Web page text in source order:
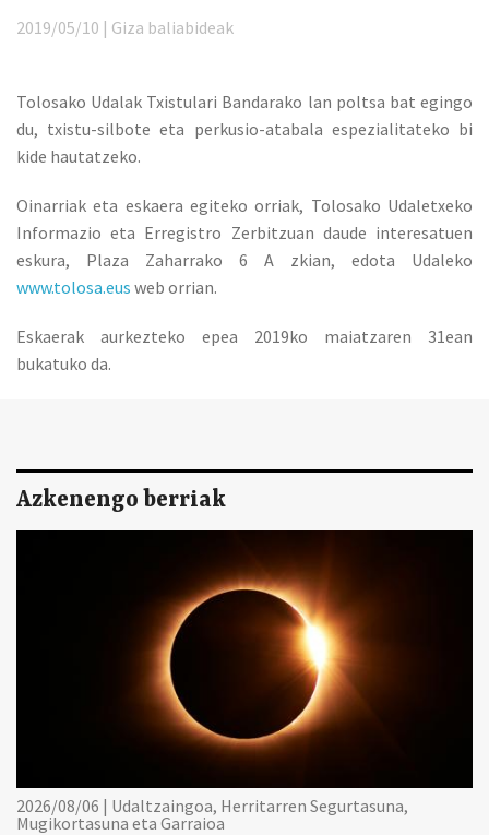
2019/05/10 | Giza baliabideak
Tolosako Udalak Txistulari Bandarako lan poltsa bat egingo
du, txistu-silbote eta perkusio-atabala espezialitateko bi
kide hautatzeko.
Oinarriak eta eskaera egiteko orriak, Tolosako Udaletxeko
Informazio eta Erregistro Zerbitzuan daude interesatuen
eskura, Plaza Zaharrako 6 A zkian, edota Udaleko
www.tolosa.eus web orrian.
Eskaerak aurkezteko epea 2019ko maiatzaren 31ean
bukatuko da.
Azkenengo berriak
2026/08/06 | Udaltzaingoa, Herritarren Segurtasuna,
Mugikortasuna eta Garraioa